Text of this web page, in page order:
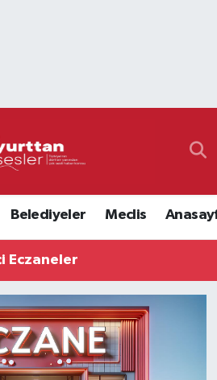
Belediyeler Meclis
Eczaneler
ve Fikstür